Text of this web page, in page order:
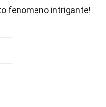
fenomeno intrigante!